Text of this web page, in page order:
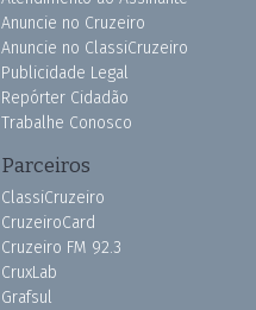
Anuncie no Cruzeiro
Anuncie no ClassiCruzeiro
Publicidade Legal
Repórter Cidadão
Trabalhe Conosco
Parceiros
ClassiCruzeiro
CruzeiroCard
Cruzeiro FM 92.3
CruxLab
Grafsul